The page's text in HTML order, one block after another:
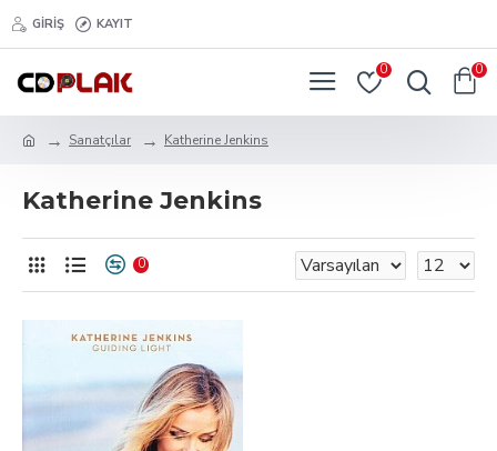
GIRIŞ KAYIT
0 0
Sanatçılar Katherine Jenkins
Katherine Jenkins
0